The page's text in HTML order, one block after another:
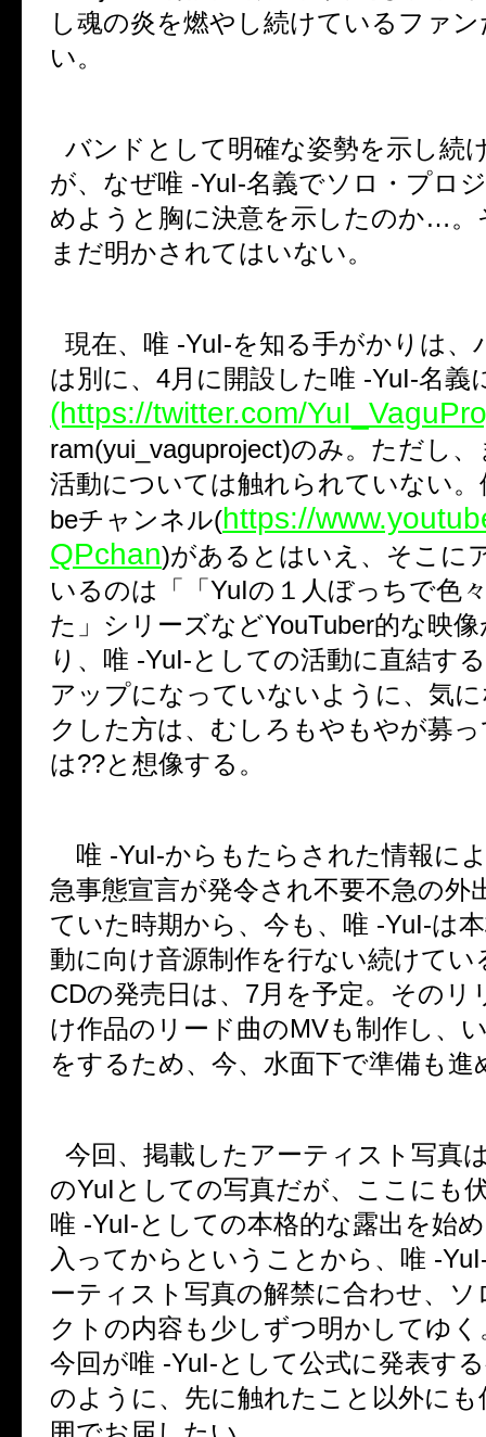
し魂の炎を燃やし続けているファ
い。
バンドとして明確な姿勢を示し続
が、なぜ唯 -YuI-名義でソロ・プロ
めようと胸に決意を示したのか…。
まだ明かされてはいない。
現在、唯 -YuI-を知る手がかりは、
は別に、 4月に開設した唯 -YuI-名義
(https://twitter.com/
ram(yui_vaguproject)のみ。ただし
活動については触れられていない
beチャンネル(https://
QPchan)があるとはいえ、そこに
いるのは「「 YuIの１人ぼっちで色
た」シリーズなどYouTuber的な映
り、唯 -YuI-としての活動に直結す
アップになっていないように、気
クした方は、むしろもやもやが募
は??と想像する。
唯 -YuI-からもたらされた情報に
急事態宣言が発令され不要不急の外
ていた時期から、今も、唯 -YuI-は
動に向け音源制作を行ない続けてい
CDの発売日は、 7月を予定。そのリ
け作品のリード曲のMVも制作し、
をするため、今、水面下で準備も進
今回、掲載したアーティスト写真
のYuI としての写真だが、ここにも
唯 -YuI-としての本格的な露出を始
入ってからということから、唯 -
ーティスト写真の解禁に合わせ、
クトの内容も少しずつ明かしてゆ
今回が唯 -YuI-として公式に発表す
のように、先に触れたこと以外に